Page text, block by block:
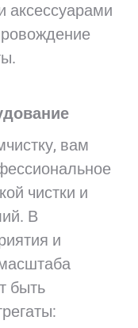
аксессуарами
вам
чистки и
В
и
быть